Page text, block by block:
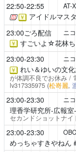
22:50-22:55 AT-X
￥ アイドルマス
23:00ごろ配信
ニ
￥ すごいよ☆花林ち
23:00-23:30 ニ
￥ れい＆ゆいの文
が体調不良でお休み /
lv317335975 (松嵜麗,
23:00-23:30 ニ
理香学研究所-広報室-
セカンドショットナイ
23:00-23:30
めっちゃすきやねん